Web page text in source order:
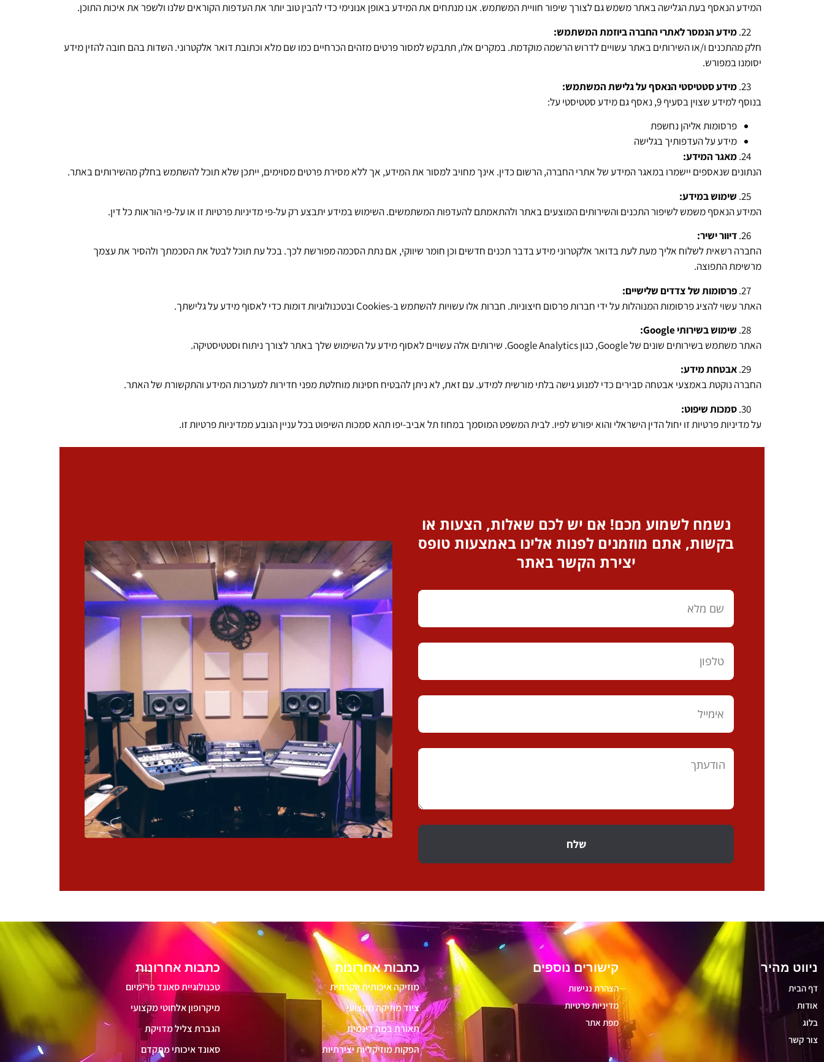
המידע הנאסף בעת הגלישה באתר משמש גם לצורך שיפור חוויית המשתמש. אנו מנתחים את המידע באופן אנונימי כדי להבין טוב יותר את העדפות הקוראים שלנו ולשפר את איכות התוכן.
מידע הנמסר לאתרי החברה ביוזמת המשתמש:
חלק מהתכנים ו/או השירותים באתר עשויים לדרוש הרשמה מוקדמת. במקרים אלו, תתבקש למסור פרטים מזהים הכרחיים כמו שם מלא וכתובת דואר אלקטרוני. השדות בהם חובה להזין מידע
יסומנו במפורש.
מידע סטטיסטי הנאסף על גלישת המשתמש:
בנוסף למידע שצוין בסעיף 9, נאסף גם מידע סטטיסטי על:
פרסומות אליהן נחשפת
מידע על העדפותיך בגלישה
מאגר המידע:
הנתונים שנאספים יישמרו במאגר המידע של אתרי החברה, הרשום כדין. אינך מחויב למסור את המידע, אך ללא מסירת פרטים מסוימים, ייתכן שלא תוכל להשתמש בחלק מהשירותים באתר.
שימוש במידע:
המידע הנאסף משמש לשיפור התכנים והשירותים המוצעים באתר ולהתאמתם להעדפות המשתמשים. השימוש במידע יתבצע רק על-פי מדיניות פרטיות זו או על-פי הוראות כל דין.
דיוור ישיר:
החברה רשאית לשלוח אליך מעת לעת בדואר אלקטרוני מידע בדבר תכנים חדשים וכן חומר שיווקי, אם נתת הסכמה מפורשת לכך. בכל עת תוכל לבטל את הסכמתך ולהסיר את עצמך
מרשימת התפוצה.
פרסומות של צדדים שלישיים:
האתר עשוי להציג פרסומות המנוהלות על ידי חברות פרסום חיצוניות. חברות אלו עשויות להשתמש ב-Cookies ובטכנולוגיות דומות כדי לאסוף מידע על גלישתך.
שימוש בשירותי Google:
האתר משתמש בשירותים שונים של Google, כגון Google Analytics. שירותים אלה עשויים לאסוף מידע על השימוש שלך באתר לצורך ניתוח וסטטיסטיקה.
אבטחת מידע:
החברה נוקטת באמצעי אבטחה סבירים כדי למנוע גישה בלתי מורשית למידע. עם זאת, לא ניתן להבטיח חסינות מוחלטת מפני חדירות למערכות המידע והתקשורת של האתר.
סמכות שיפוט:
על מדיניות פרטיות זו יחול הדין הישראלי והוא יפורש לפיו. לבית המשפט המוסמך במחוז תל אביב-יפו תהא סמכות השיפוט בכל עניין הנובע ממדיניות פרטיות זו.
נשמח לשמוע מכם! אם יש לכם שאלות, הצעות או
בקשות, אתם מוזמנים לפנות אלינו באמצעות טופס
יצירת הקשר באתר
שלח
ניווט מהיר
דף הבית
אודות
בלוג
צור קשר
קישורים נוספים
הצהרת נגישות
מדיניות פרטיות
מפת אתר
כתבות אחרונות
מוזיקה איכותית יוקרתית
ציוד מוזיקה מקצועי
תאורת במה דינמית
הפקות מוזיקליות יצירתיות
כתבות אחרונות
טכנולוגיית סאונד פרימיום
מיקרופון אלחוטי מקצועי
הגברת צליל מדויקת
סאונד איכותי מתקדם